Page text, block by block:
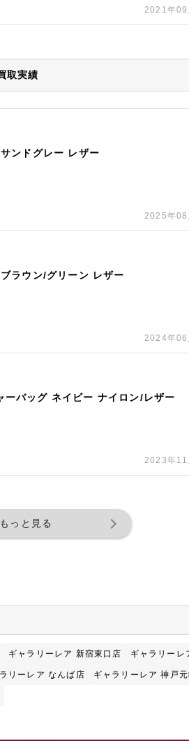
2021年09
取実績
ンドグレー レザー
2025年08
ラウン/グリーン レザー
2024年06
バッグ ネイビー ナイロン/レザー
2023年11
っと見る
ギャラリーレア 新宿東口店 ギャラリーレ
リーレア なんば店 ギャラリーレア 神戸